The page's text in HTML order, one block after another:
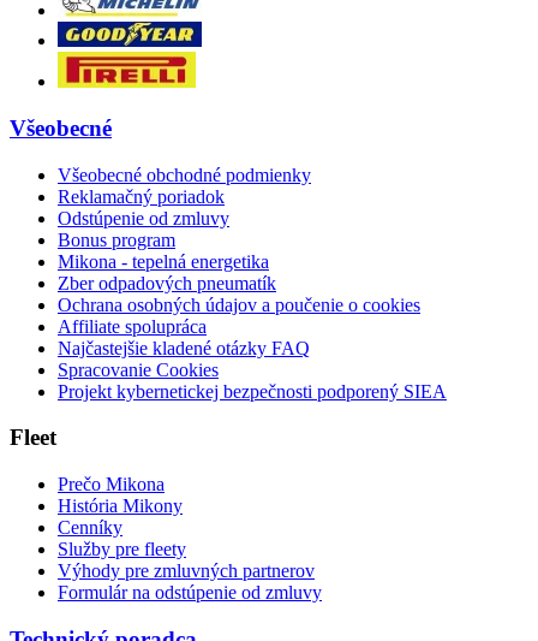
Všeobecné
Všeobecné obchodné podmienky
Reklamačný poriadok
Odstúpenie od zmluvy
Bonus program
Mikona - tepelná energetika
Zber odpadových pneumatík
Ochrana osobných údajov a poučenie o cookies
Affiliate spolupráca
Najčastejšie kladené otázky FAQ
Spracovanie Cookies
Projekt kybernetickej bezpečnosti podporený SIEA
Fleet
Prečo Mikona
História Mikony
Cenníky
Služby pre fleety
Výhody pre zmluvných partnerov
Formulár na odstúpenie od zmluvy